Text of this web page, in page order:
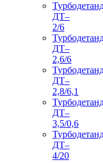
ДТ–
2/6
ДТ–
2,6/6
ДТ–
2,8/6,1
ДТ–
3,5/0,6
ДТ–
4/20